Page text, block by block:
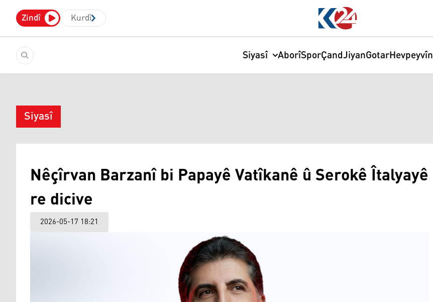
Zindî Kurdî
Siyasî AborîSporÇandJiyanGotarHevpeyvîn
Siyasî
Nêçîrvan Barzanî bi Papayê Vatîkanê û Serokê Îtalyayê
re dicive
2026-05-17 18:21